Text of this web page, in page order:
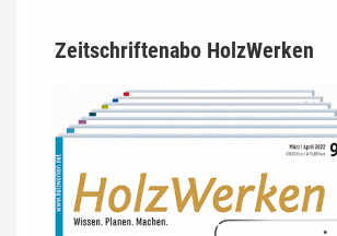
Zeitschriftenabo HolzWerken